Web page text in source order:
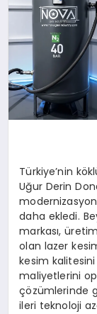
Türkiye’nin
Uğur Derin
daha ekledi.
markası,
olan lazer
kesim
maliyetlerini
çözümlerinde
ileri teknoloji